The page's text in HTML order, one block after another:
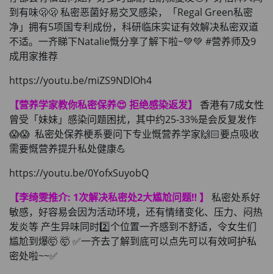
到有味🫢🫢 私密恶菌好易交叉感染，「Regal Green私密
净」拥有5项国专利成份，科研临床实证有效解决私密双道
不适。一齐睇下Natalie慨分享了解下啦~💚💚 #营养师及9
成用家推荐
https://youtu.be/miZS9NDlOh4
【营养学家教你私密保养😍 拒绝感染返发】
香港有7成女性
曾受「妹妹」感染问题困扰，其中约25-33%是会反复发作
😱😱 私密处保养梗系要问下专业慨营养学家🙌🏻要点吸收
需要慨营养提升私处健康💪
https://youtu.be/0YofxSuyobQ
【李绮雯推介: 1次解决私密处2大尴尬问题‼ ️】
私密处系好
敏感，好容易会因为活动环境，还有情绪变化、压力、闷热
发炎等 产生异味同时2️⃣个位置一齐感到不舒适，令女生们
尴尬到爆🤯 🤯 ✅一齐去了解到底可以点先可以有效呵护私
密处啦~~✅